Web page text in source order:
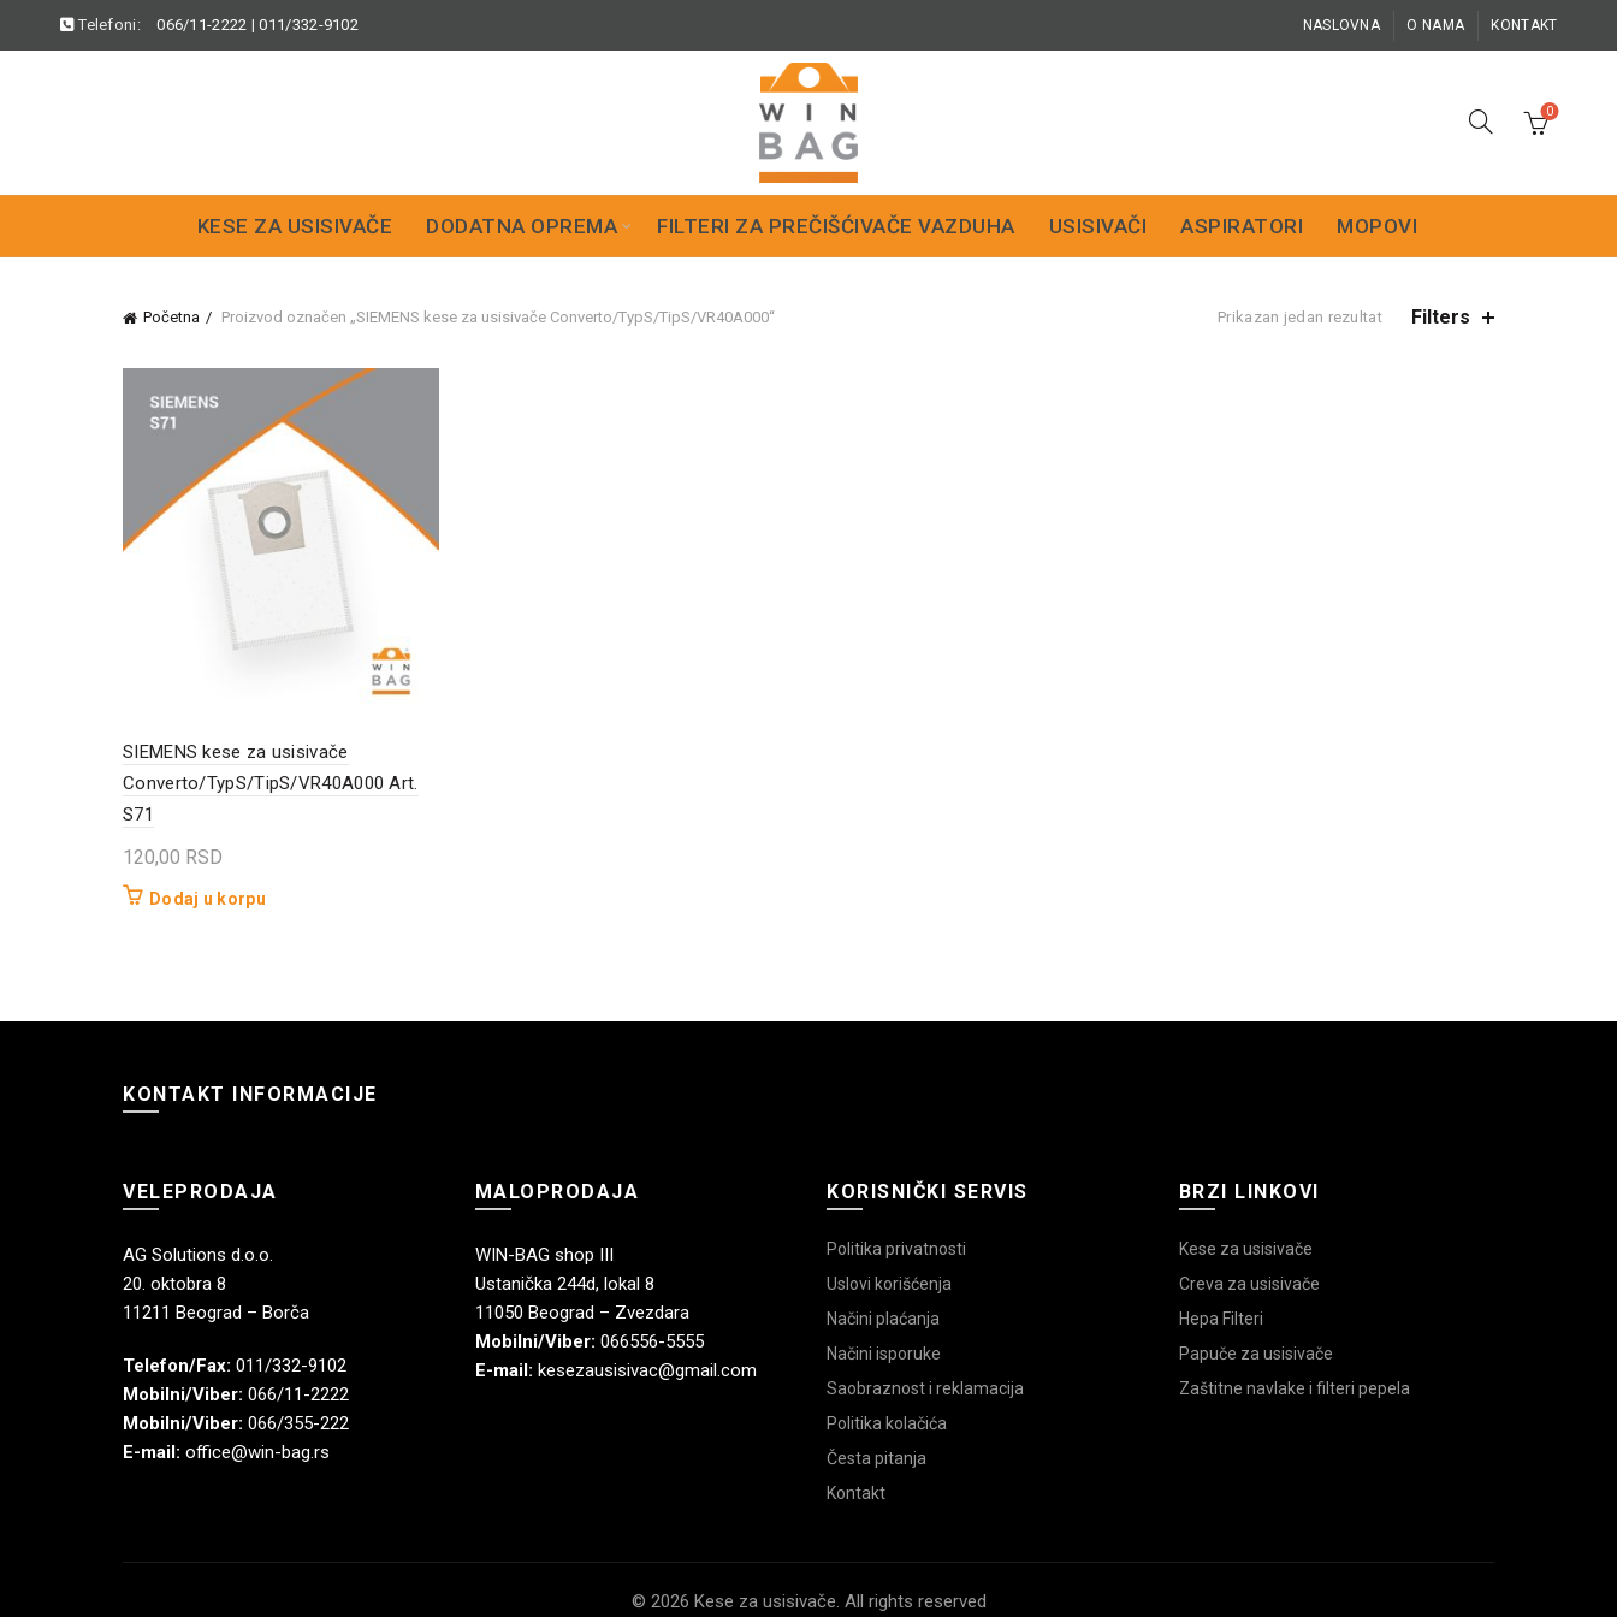
Telefoni: 066/11-2222 |011/332-9102 NASLOVNA O NAMA KONTAKT
0
KESE ZA USISIVAČE DODATNA OPREMA FILTERI ZA PREČIŠĆIVAČE VAZDUHA USISIVAČI ASPIRATORI MOPOVI
Početna Proizvod označen „SIEMENS kese za usisivače Converto/TypS/TipS/VR40A000“ Prikazan jedan rezultat Filters
SIEMENS kese za usisivače
Converto/TypS/TipS/VR40A000 Art.
S71
120,00 RSD
Dodaj u korpu
KONTAKT INFORMACIJE
VELEPRODAJA
AG Solutions d.o.o.
20. oktobra 8
11211 Beograd – Borča
Telefon/Fax: 011/332-9102
Mobilni/Viber: 066/11-2222
Mobilni/Viber: 066/355-222
E-mail: office@win-bag.rs
MALOPRODAJA
WIN-BAG shop III
Ustanička 244d, lokal 8
11050 Beograd – Zvezdara
Mobilni/Viber: 066556-5555
E-mail: kesezausisivac@gmail.com
KORISNIČKI SERVIS
Politika privatnosti
Uslovi korišćenja
Načini plaćanja
Načini isporuke
Saobraznost i reklamacija
Politika kolačića
Česta pitanja
Kontakt
BRZI LINKOVI
Kese za usisivače
Creva za usisivače
Hepa Filteri
Papuče za usisivače
Zaštitne navlake i filteri pepela
© 2026 Kese za usisivače. All rights reserved